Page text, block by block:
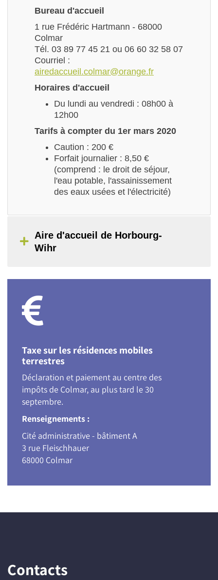
Bureau d'accueil
1 rue Frédéric Hartmann - 68000
Colmar
Tél. 03 89 77 45 21 ou 06 60 32 58 07
Courriel :
airedaccueil.colmar@orange.fr
Horaires d'accueil
Du lundi au vendredi : 08h00 à
12h00
Tarifs à compter du 1er mars 2020
Caution : 200 €
Forfait journalier : 8,50 €
(comprend : le droit de séjour,
l'eau potable, l'assainissement
des eaux usées et l'électricité)
Aire d'accueil de Horbourg-
Wihr
Taxe sur les résidences mobiles
terrestres
Déclaration et paiement au centre des
impôts de Colmar, au plus tard le 30
septembre.
Renseignements :
Cité administrative - bâtiment A
3 rue Fleischhauer
68000 Colmar
Contacts